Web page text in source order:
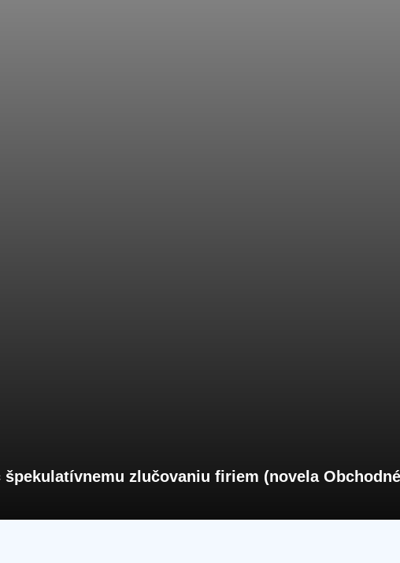
špekulatívnemu zlučovaniu firiem (novela